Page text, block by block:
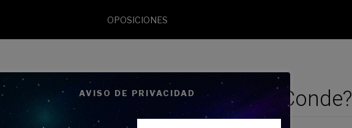
OPOSICIONES
la familia de Academia Cruz Conde?
AVISO DE PRIVACIDAD